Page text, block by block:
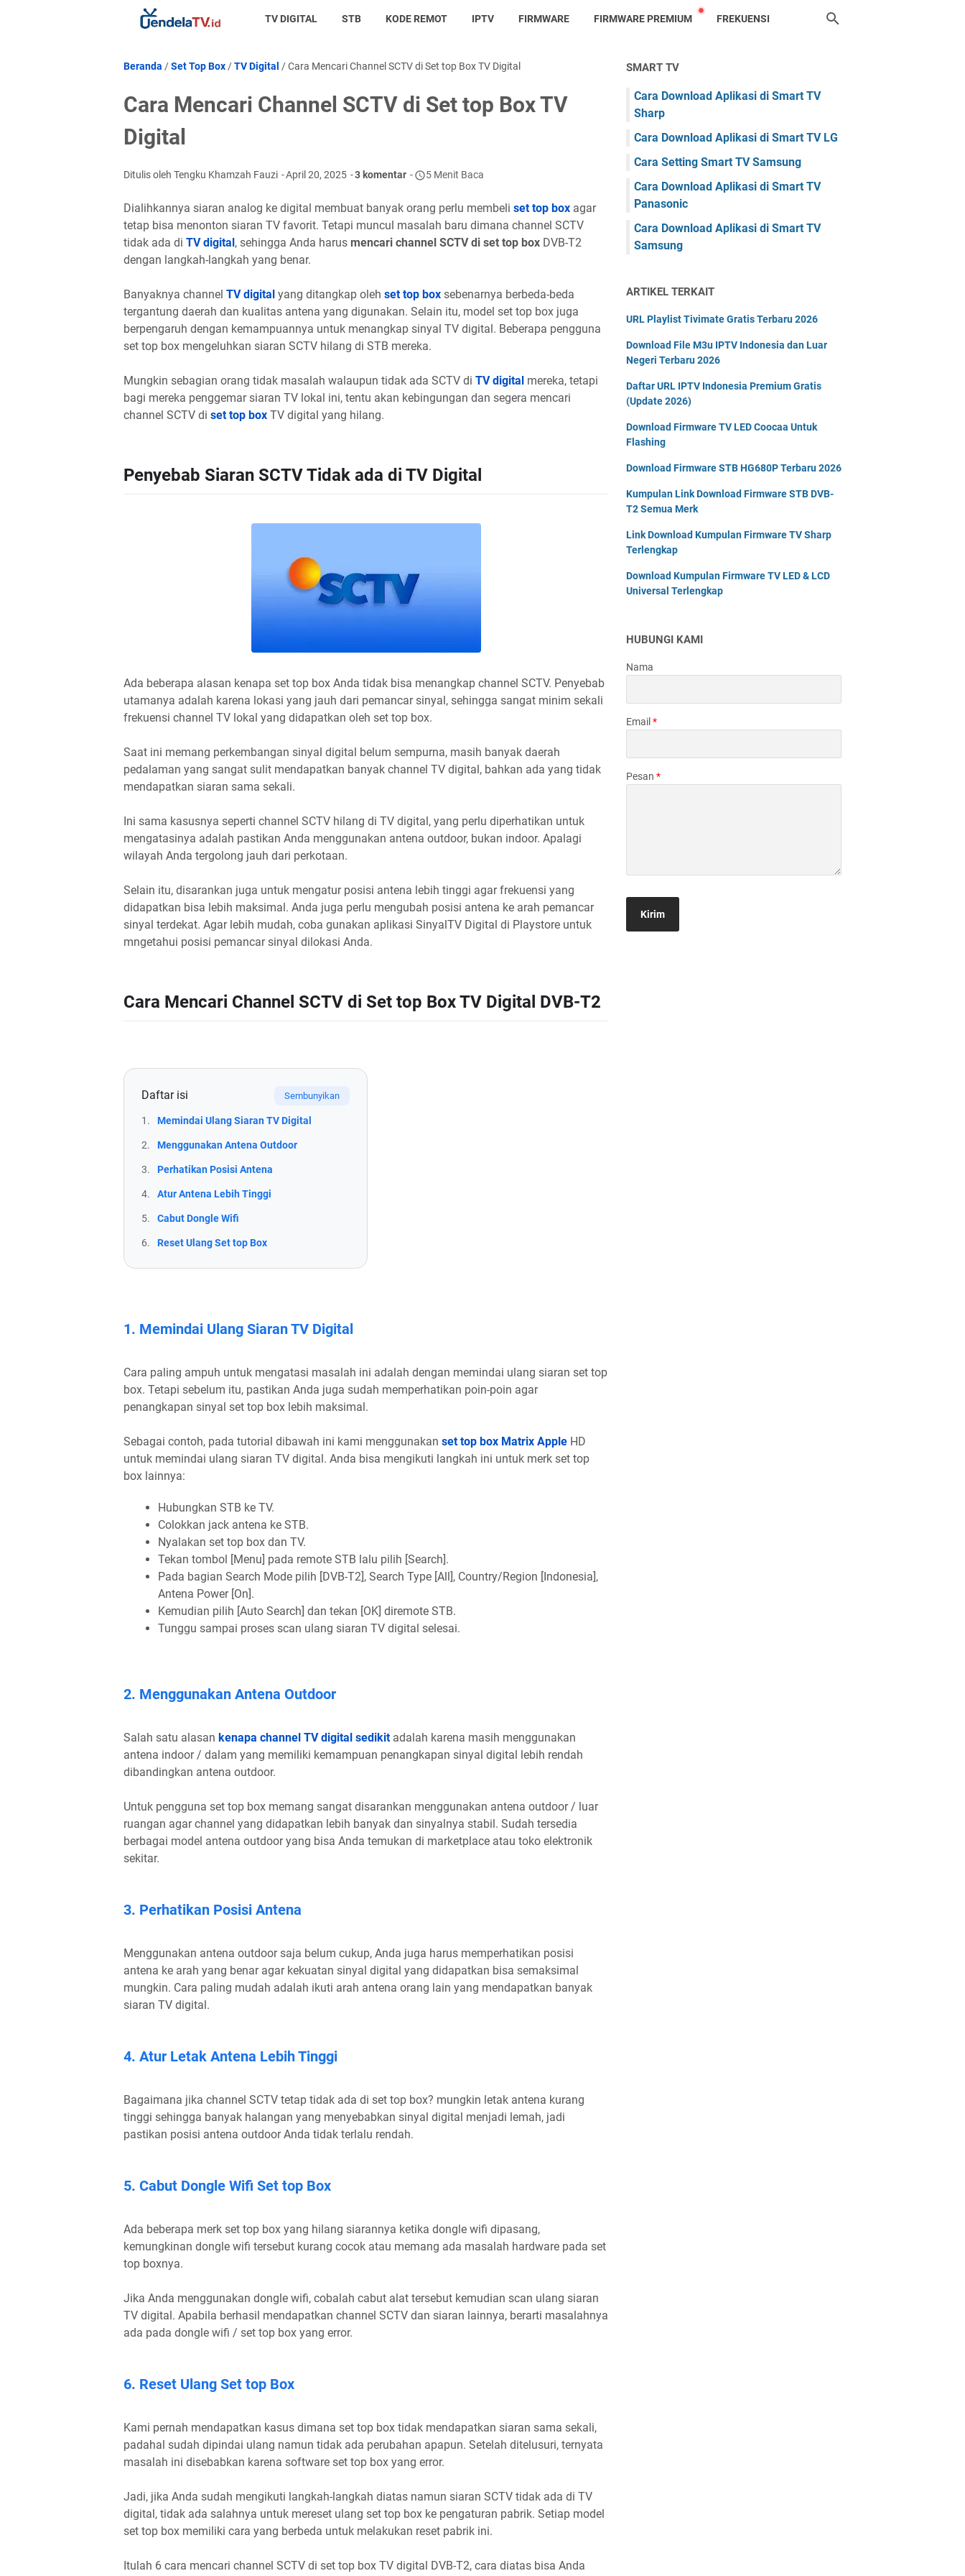
TV DIGITAL STB KODE REMOT IPTV FIRMWARE FIRMWARE PREMIUM FREKUENSI
Beranda /Set Top Box /TV Digital /Cara Mencari Channel SCTV di Set top Box TV Digital
Cara Mencari Channel SCTV di Set top Box TV
Digital
Ditulis oleh Tengku Khamzah Fauzi April 20, 2025 3 komentar 5 Menit Baca
Dialihkannya siaran analog ke digital membuat banyak orang perlu membeli set top box agar
tetap bisa menonton siaran TV favorit. Tetapi muncul masalah baru dimana channel SCTV
tidak ada di TV digital, sehingga Anda harus mencari channel SCTV di set top box DVB-T2
dengan langkah-langkah yang benar.
Banyaknya channel TV digital yang ditangkap oleh set top box sebenarnya berbeda-beda
tergantung daerah dan kualitas antena yang digunakan. Selain itu, model set top box juga
berpengaruh dengan kemampuannya untuk menangkap sinyal TV digital. Beberapa pengguna
set top box mengeluhkan siaran SCTV hilang di STB mereka.
Mungkin sebagian orang tidak masalah walaupun tidak ada SCTV di TV digital mereka, tetapi
bagi mereka penggemar siaran TV lokal ini, tentu akan kebingungan dan segera mencari
channel SCTV di set top box TV digital yang hilang.
Penyebab Siaran SCTV Tidak ada di TV Digital
Ada beberapa alasan kenapa set top box Anda tidak bisa menangkap channel SCTV. Penyebab
utamanya adalah karena lokasi yang jauh dari pemancar sinyal, sehingga sangat minim sekali
frekuensi channel TV lokal yang didapatkan oleh set top box.
Saat ini memang perkembangan sinyal digital belum sempurna, masih banyak daerah
pedalaman yang sangat sulit mendapatkan banyak channel TV digital, bahkan ada yang tidak
mendapatkan siaran sama sekali.
Ini sama kasusnya seperti channel SCTV hilang di TV digital, yang perlu diperhatikan untuk
mengatasinya adalah pastikan Anda menggunakan antena outdoor, bukan indoor. Apalagi
wilayah Anda tergolong jauh dari perkotaan.
Selain itu, disarankan juga untuk mengatur posisi antena lebih tinggi agar frekuensi yang
didapatkan bisa lebih maksimal. Anda juga perlu mengubah posisi antena ke arah pemancar
sinyal terdekat. Agar lebih mudah, coba gunakan aplikasi SinyalTV Digital di Playstore untuk
mngetahui posisi pemancar sinyal dilokasi Anda.
Cara Mencari Channel SCTV di Set top Box TV Digital DVB-T2
Daftar isi
1. Memindai Ulang Siaran TV Digital
2. Menggunakan Antena Outdoor
3. Perhatikan Posisi Antena
4. Atur Antena Lebih Tinggi
5. Cabut Dongle Wifi
6. Reset Ulang Set top Box
1. Memindai Ulang Siaran TV Digital
Cara paling ampuh untuk mengatasi masalah ini adalah dengan memindai ulang siaran set top
box. Tetapi sebelum itu, pastikan Anda juga sudah memperhatikan poin-poin agar
penangkapan sinyal set top box lebih maksimal.
Sebagai contoh, pada tutorial dibawah ini kami menggunakan set top box Matrix Apple HD
untuk memindai ulang siaran TV digital. Anda bisa mengikuti langkah ini untuk merk set top
box lainnya:
Hubungkan STB ke TV.
Colokkan jack antena ke STB.
Nyalakan set top box dan TV.
Tekan tombol [Menu] pada remote STB lalu pilih [Search].
Pada bagian Search Mode pilih [DVB-T2], Search Type [All], Country/Region [Indonesia],
Antena Power [On].
Kemudian pilih [Auto Search] dan tekan [OK] diremote STB.
Tunggu sampai proses scan ulang siaran TV digital selesai.
2. Menggunakan Antena Outdoor
Salah satu alasan kenapa channel TV digital sedikitadalah karena masih menggunakan
antena indoor / dalam yang memiliki kemampuan penangkapan sinyal digital lebih rendah
dibandingkan antena outdoor.
Untuk pengguna set top box memang sangat disarankan menggunakan antena outdoor / luar
ruangan agar channel yang didapatkan lebih banyak dan sinyalnya stabil. Sudah tersedia
berbagai model antena outdoor yang bisa Anda temukan di marketplace atau toko elektronik
sekitar.
3. Perhatikan Posisi Antena
Menggunakan antena outdoor saja belum cukup, Anda juga harus memperhatikan posisi
antena ke arah yang benar agar kekuatan sinyal digital yang didapatkan bisa semaksimal
mungkin. Cara paling mudah adalah ikuti arah antena orang lain yang mendapatkan banyak
siaran TV digital.
4. Atur Letak Antena Lebih Tinggi
Bagaimana jika channel SCTV tetap tidak ada di set top box? mungkin letak antena kurang
tinggi sehingga banyak halangan yang menyebabkan sinyal digital menjadi lemah, jadi
pastikan posisi antena outdoor Anda tidak terlalu rendah.
5. Cabut Dongle Wifi Set top Box
Ada beberapa merk set top box yang hilang siarannya ketika dongle wifi dipasang,
kemungkinan dongle wifi tersebut kurang cocok atau memang ada masalah hardware pada set
top boxnya.
Jika Anda menggunakan dongle wifi, cobalah cabut alat tersebut kemudian scan ulang siaran
TV digital. Apabila berhasil mendapatkan channel SCTV dan siaran lainnya, berarti masalahnya
ada pada dongle wifi / set top box yang error.
6. Reset Ulang Set top Box
Kami pernah mendapatkan kasus dimana set top box tidak mendapatkan siaran sama sekali,
padahal sudah dipindai ulang namun tidak ada perubahan apapun. Setelah ditelusuri, ternyata
masalah ini disebabkan karena software set top box yang error.
Jadi, jika Anda sudah mengikuti langkah-langkah diatas namun siaran SCTV tidak ada di TV
digital, tidak ada salahnya untuk mereset ulang set top box ke pengaturan pabrik. Setiap model
set top box memiliki cara yang berbeda untuk melakukan reset pabrik ini.
Itulah 6 cara mencari channel SCTV di set top box TV digital DVB-T2, cara diatas bisa Anda
SMART TV
Cara Download Aplikasi di Smart TV
Sharp
Cara Download Aplikasi di Smart TV LG
Cara Setting Smart TV Samsung
Cara Download Aplikasi di Smart TV
Panasonic
Cara Download Aplikasi di Smart TV
Samsung
ARTIKEL TERKAIT
URL Playlist Tivimate Gratis Terbaru 2026
Download File M3u IPTV Indonesia dan Luar
Negeri Terbaru 2026
Daftar URL IPTV Indonesia Premium Gratis
(Update 2026)
Download Firmware TV LED Coocaa Untuk
Flashing
Download Firmware STB HG680P Terbaru 2026
Kumpulan Link Download Firmware STB DVB-
T2 Semua Merk
Link Download Kumpulan Firmware TV Sharp
Terlengkap
Download Kumpulan Firmware TV LED & LCD
Universal Terlengkap
HUBUNGI KAMI
Nama
Email *
Pesan *